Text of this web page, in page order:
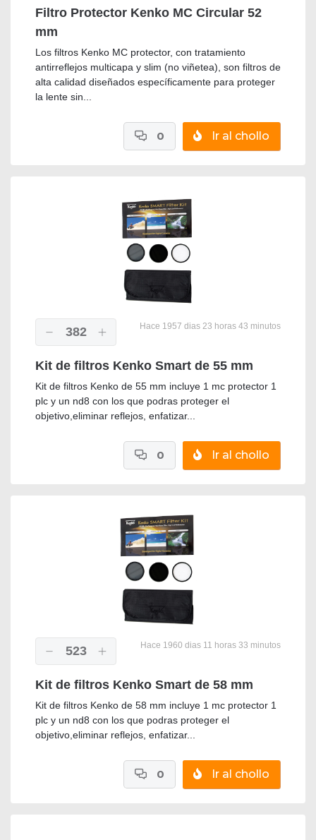
Filtro Protector Kenko MC Circular 52
mm
Los filtros Kenko MC protector, con tratamiento
antirreflejos multicapa y slim (no viñetea), son filtros de
alta calidad diseñados específicamente para proteger
la lente sin...
Ir al chollo
0
382 Hace 1957 dias 23 horas 43 minutos
Kit de filtros Kenko Smart de 55 mm
Kit de filtros Kenko de 55 mm incluye 1 mc protector 1
plc y un nd8 con los que podras proteger el
objetivo,eliminar reflejos, enfatizar...
Ir al chollo
0
523 Hace 1960 dias 11 horas 33 minutos
Kit de filtros Kenko Smart de 58 mm
Kit de filtros Kenko de 58 mm incluye 1 mc protector 1
plc y un nd8 con los que podras proteger el
objetivo,eliminar reflejos, enfatizar...
Ir al chollo
0